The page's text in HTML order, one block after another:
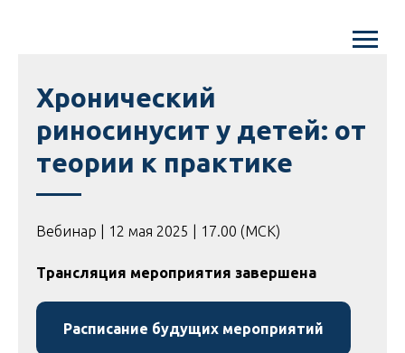
Хронический
риносинусит у детей: от
теории к практике
Вебинар | 12 мая 2025 | 17.00 (МСК)
Трансляция мероприятия завершена
Расписание будущих мероприятий